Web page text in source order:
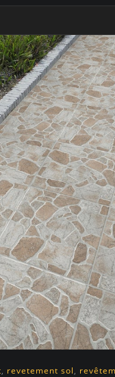
, revetement sol,